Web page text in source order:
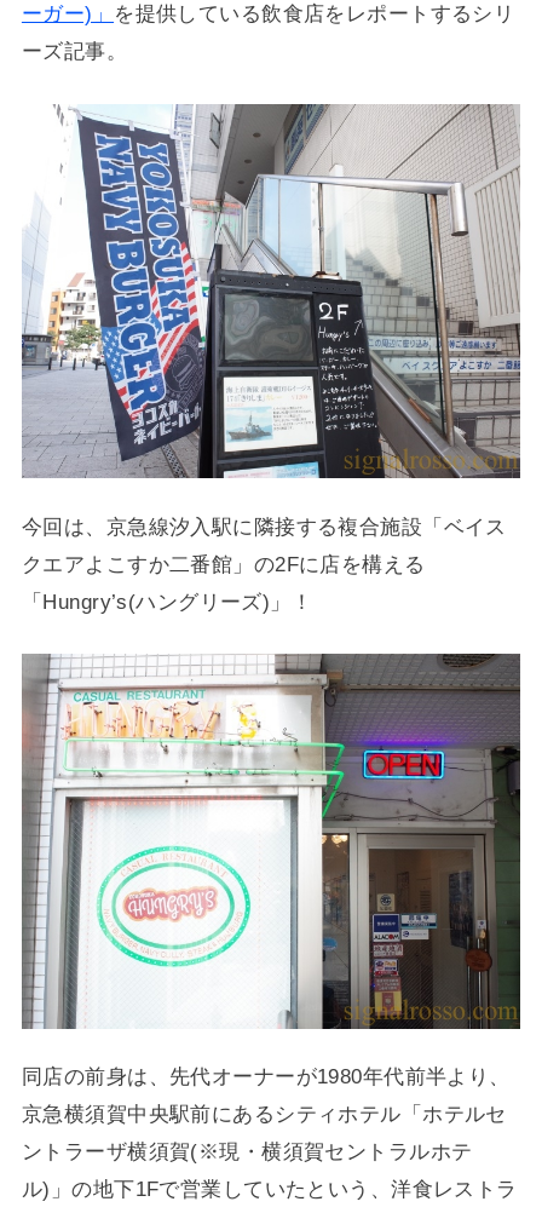
ーガー)」 を提供している飲食店をレポートするシリ
ーズ記事。
今回は、京急線汐入駅に隣接する複合施設「ベイス
クエアよこすか二番館」の2Fに店を構える
「Hungry’s(ハングリーズ)」！
同店の前身は、先代オーナーが1980年代前半より、
京急横須賀中央駅前にあるシティホテル「ホテルセ
ントラーザ横須賀(※現・横須賀セントラルホテ
ル)」の地下1Fで営業していたという、洋食レストラ